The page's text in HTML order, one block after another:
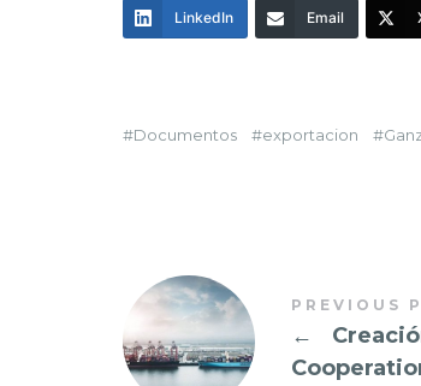
LinkedIn Email
Documentos exportacion
PREVIOUS
←